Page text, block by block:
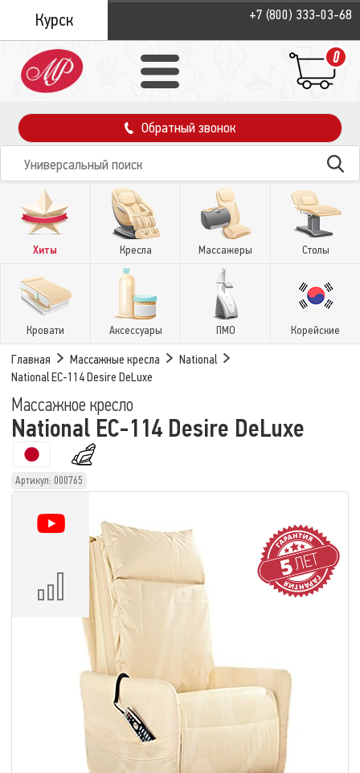
Курск +7 (800) 333-03-68
0
Обратный звонок
Хиты Кресла Массажеры Столы
Кровати Аксессуары ПМО Корейские
Главная Массажные кресла
National
National EC-114 Desire DeLuxe
Массажное кресло
National EC-114 Desire DeLuxe
Артикул: 000765